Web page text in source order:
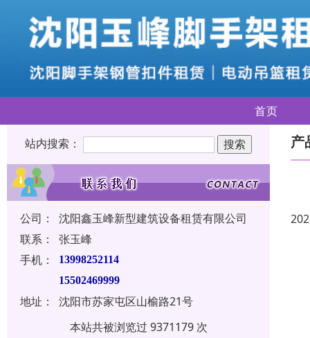
首页
站内搜索：
公司：
沈阳鑫玉峰新型建筑设备租赁有限公司
联系：
张玉峰
手机：
13998252114
15502469999
地址：
沈阳市苏家屯区山榆路21号
本站共被浏览过 9371179 次
产